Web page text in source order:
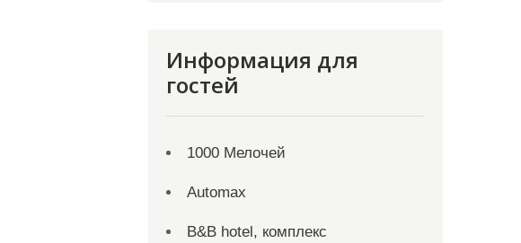
Информация для
гостей
1000 Мелочей
Automax
B&B hotel, комплекс